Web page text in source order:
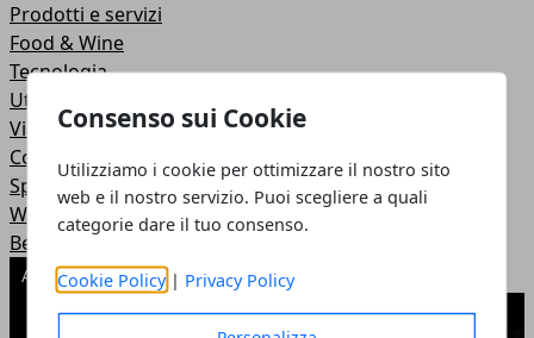
Consenso sui Cookie
Utilizziamo i cookie per ottimizzare il nostro sito
web e il nostro servizio. Puoi scegliere a quali
categorie dare il tuo consenso.
Cookie Policy | Privacy Policy
Prodotti e servizi
Food & Wine
Tecnologia
Utilità
Viaggi e vacanze
Costume e Società
Sport e Tempo libero
Web
Benessere
ARTICOLI POPOLARI